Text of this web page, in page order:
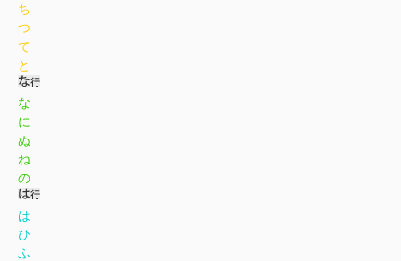
ち
つ
て
と
な
に
ぬ
ね
の
は
ひ
ふ